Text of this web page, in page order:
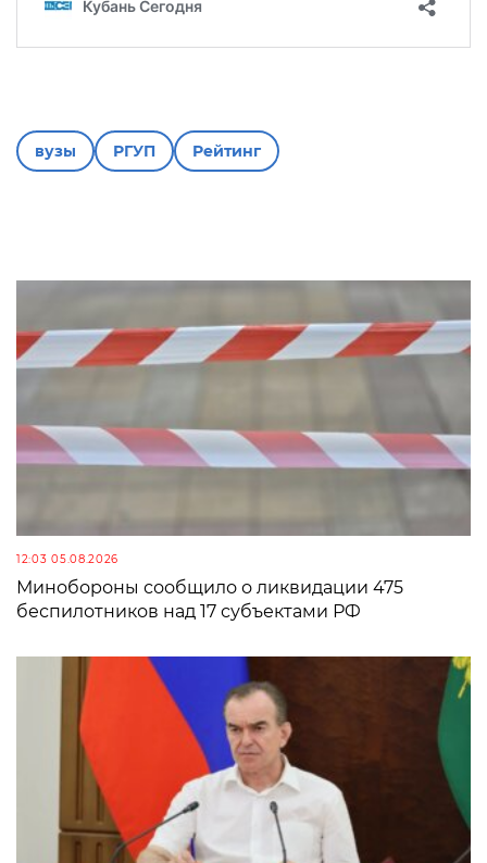
вузы РГУП Рейтинг
12:03 05.08.2026
Минобороны сообщило о ликвидации 475
беспилотников над 17 субъектами РФ